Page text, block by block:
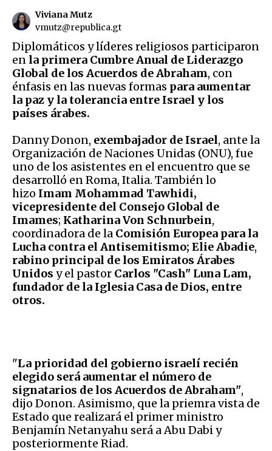
Viviana Mutz
vmutz@republica.gt
Diplomáticos y líderes religiosos participaron
en la primera Cumbre Anual de Liderazgo
Global de los Acuerdos de Abraham, con
énfasis en las nuevas formas para aumentar
la paz y la tolerancia entre Israel y los
países árabes.
Danny Donon, exembajador de Israel, ante la
Organización de Naciones Unidas (ONU), fue
uno de los asistentes en el encuentro que se
desarrolló en Roma, Italia. También lo
hizo Imam Mohammad Tawhidi,
vicepresidente del Consejo Global de
Imames; Katharina Von Schnurbein,
coordinadora de la Comisión Europea para la
Lucha contra el Antisemitismo; Elie Abadie,
rabino principal de los Emiratos Árabes
Unidos y el pastor Carlos "Cash" Luna Lam,
fundador de la Iglesia Casa de Dios, entre
otros.
"La prioridad del gobierno israelí recién
elegido será aumentar el número de
signatarios de los Acuerdos de Abraham",
dijo Donon. Asimismo, que la priemra vista de
Estado que realizará el primer ministro
Benjamín Netanyahu será a Abu Dabi y
posteriormente Riad.